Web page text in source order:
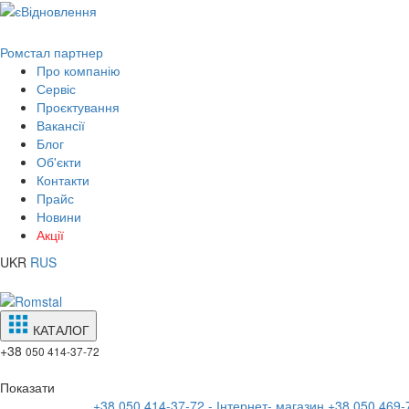
Ромстал партнер
Про компанію
Сервіс
Проєктування
Вакансії
Блог
Об'єкти
Контакти
Прайс
Новини
Акції
UKR RUS
КАТАЛОГ
+38 050 414-37-72
Показати
+38 050 414-37-72 - Інтернет- магазин +38 050